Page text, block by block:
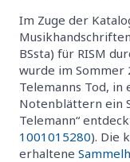
Im Zuge der
BSsta) für RISM
wurde im Sommer
Telemanns Tod, in
Notenblättern ein
Telemann“
1001015280). Die
erhaltene